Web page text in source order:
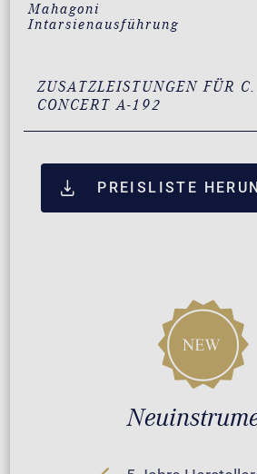
Mahagoni
Intarsienausführung
ZUSATZLEISTUNGEN FÜR
CONCERT A-192
PREISLISTE